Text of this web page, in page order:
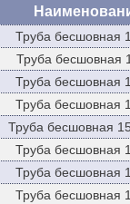
Труба бесшовная
Труба бесшовная
Труба бесшовная
Труба бесшовная
Труба бесшовная
Труба бесшовная
Труба бесшовная
Труба бесшовная